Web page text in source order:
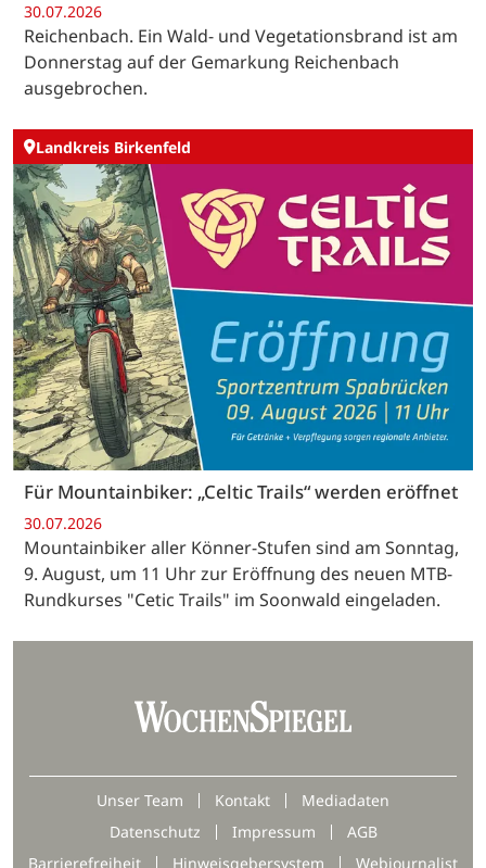
30.07.2026
Reichenbach. Ein Wald- und Vegetationsbrand ist am
Donnerstag auf der Gemarkung Reichenbach
ausgebrochen.
Landkreis Birkenfeld
Für Mountainbiker: „Celtic Trails“ werden eröffnet
30.07.2026
Mountainbiker aller Könner-Stufen sind am Sonntag,
9. August, um 11 Uhr zur Eröffnung des neuen MTB-
Rundkurses "Cetic Trails" im Soonwald eingeladen.
Unser Team Kontakt
Mediadaten
Datenschutz
Impressum
AGB
Barrierefreiheit
Hinweisgebersystem Webjournalist